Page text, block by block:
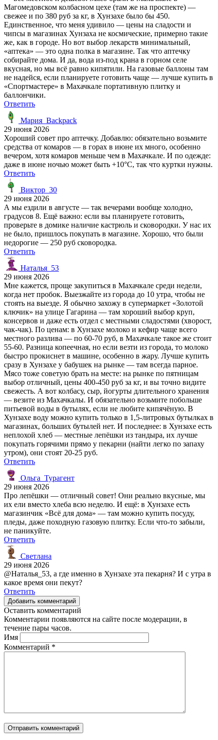
Магомедовском колбасном цехе (там же на проспекте) —
свежее и по 380 руб за кг, в Хунзахе было бы 450.
Единственное, что меня удивило — цены на сладости и
чипсы в магазинах Хунзаха не космические, примерно такие
же, как в городе. Но вот выбор лекарств минимальный,
«аптека» — это одна полка в магазине. Так что аптечку
собирайте дома. И да, вода из-под крана в горном селе
вкусная, но мы всё равно кипятили. На газовые баллоны там
не надейся, если планируете готовить чаще — лучше купить в
«Спортмастере» в Махачкале портативную плитку и
баллончики.
Ответить
Мария_Backpack
29 июня 2026
Хороший совет про аптечку. Добавлю: обязательно возьмите
средства от комаров — в горах в июне их много, особенно
вечером, хотя комаров меньше чем в Махачкале. И по одежде:
даже в июне ночью может быть +10°C, так что куртки нужны.
Ответить
Виктор_30
29 июня 2026
А мы ездили в августе — так вечерами вообще холодно,
градусов 8. Ещё важно: если вы планируете готовить,
проверьте в домике наличие кастрюль и сковородки. У нас их
не было, пришлось покупать в магазине. Хорошо, что были
недорогие — 250 руб сковородка.
Ответить
Наталья_53
29 июня 2026
Мне кажется, проще закупиться в Махачкале среди недели,
когда нет пробок. Выезжайте из города до 10 утра, чтобы не
стоять на выезде. Я обычно захожу в супермаркет «Золотой
ключик» на улице Гагарина — там хороший выбор круп,
консервов и даже есть отдел с местными сладостями (хворост,
чак-чак). По ценам: в Хунзахе молоко и кефир чаще всего
местного разлива — по 60-70 руб, в Махачкале такое же стоит
55-60. Разница копеечная, но если везти из города, то молоко
быстро прокиснет в машине, особенно в жару. Лучше купить
сразу в Хунзахе у бабушек на рынке — там всегда парное.
Мясо тоже советую брать на месте: на рынке по пятницам
выбор отличный, цены 400-450 руб за кг, и вы точно видите
свежесть. А вот колбасу, сыр, йогурты длительного хранения
— везите из Махачкалы. И обязательно возьмите побольше
питьевой воды в бутылях, если не любите кипячёную. В
Хунзахе воду можно купить только в 1,5-литровых бутылках в
магазинах, больших бутылей нет. И последнее: в Хунзахе есть
неплохой хлеб — местные лепёшки из тандыра, их лучше
покупать горячими прямо у пекарни (найти легко по запаху
утром), они стоят 20-25 руб.
Ответить
Ольга_Турагент
29 июня 2026
Про лепёшки — отличный совет! Они реально вкусные, мы
их ели вместо хлеба всю неделю. И ещё: в Хунзахе есть
магазинчик «Всё для дома» — там можно купить посуду,
пледы, даже походную газовую плитку. Если что-то забыли,
не паникуйте.
Ответить
Светлана
29 июня 2026
@Наталья_53, а где именно в Хунзахе эта пекарня? И с утра в
какое время они пекут?
Ответить
Добавить комментарий
Оставить комментарий
Комментарии появляются на сайте после модерации, в
течение пары часов.
Имя
Комментарий *